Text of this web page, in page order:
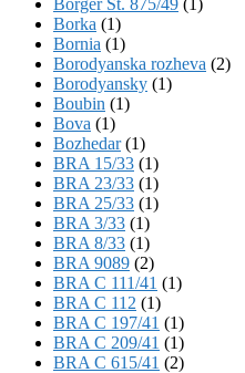
Borka (1)
Bornia (1)
Borodyanska rozheva (2)
Borodyansky (1)
Boubin (1)
Bova (1)
Bozhedar(1)
BRA 15/33 (1)
BRA 23/33 (1)
BRA 25/33 (1)
BRA 3/33 (1)
BRA 8/33 (1)
BRA 9089 (2)
BRA C 111/41 (1)
BRA C 112 (1)
BRA C 197/41 (1)
BRA C 209/41 (1)
BRA C 615/41 (2)